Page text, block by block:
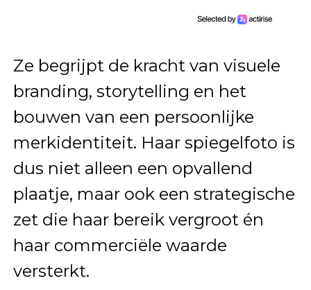
Ze begrijpt de kracht van visuele
branding, storytelling en het
bouwen van een persoonlijke
merkidentiteit. Haar spiegelfoto is
dus niet alleen een opvallend
plaatje, maar ook een strategische
zet die haar bereik vergroot én
haar commerciële waarde
versterkt.